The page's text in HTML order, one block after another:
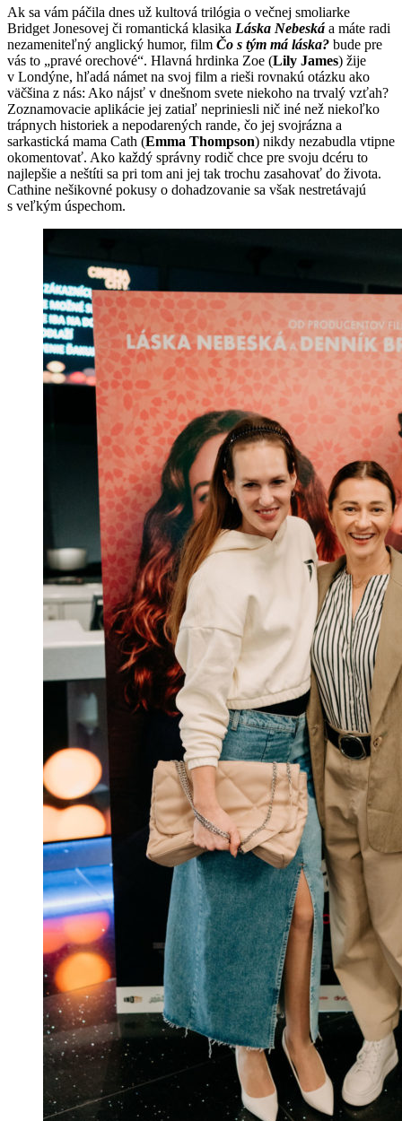
Ak sa vám páčila dnes už kultová trilógia o večnej smoliarke
Bridget Jonesovej či romantická klasika Láska Nebeská a máte radi
nezameniteľný anglický humor, film Čo s tým má láska? bude pre
vás to „pravé orechové“. Hlavná hrdinka Zoe (Lily James) žije
v Londýne, hľadá námet na svoj film a rieši rovnakú otázku ako
väčšina z nás: Ako nájsť v dnešnom svete niekoho na trvalý vzťah?
Zoznamovacie aplikácie jej zatiaľ nepriniesli nič iné než niekoľko
trápnych historiek a nepodarených rande, čo jej svojrázna a
sarkastická mama Cath (Emma Thompson) nikdy nezabudla vtipne
okomentovať. Ako každý správny rodič chce pre svoju dcéru to
najlepšie a neštíti sa pri tom ani jej tak trochu zasahovať do života.
Cathine nešikovné pokusy o dohadzovanie sa však nestretávajú
s veľkým úspechom.